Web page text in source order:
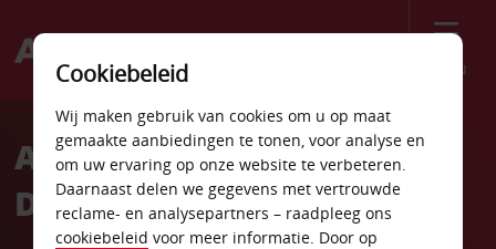
Menu
Welcome
AvisAutoverhuur
Dnepropetrovsk
Cookiebeleid
Wij maken gebruik van cookies om u op maat
gemaakte aanbiedingen te tonen, voor analyse en
om uw ervaring op onze website te verbeteren.
Daarnaast delen we gegevens met vertrouwde
reclame- en analysepartners – raadpleeg ons
cookiebeleid voor meer informatie. Door op